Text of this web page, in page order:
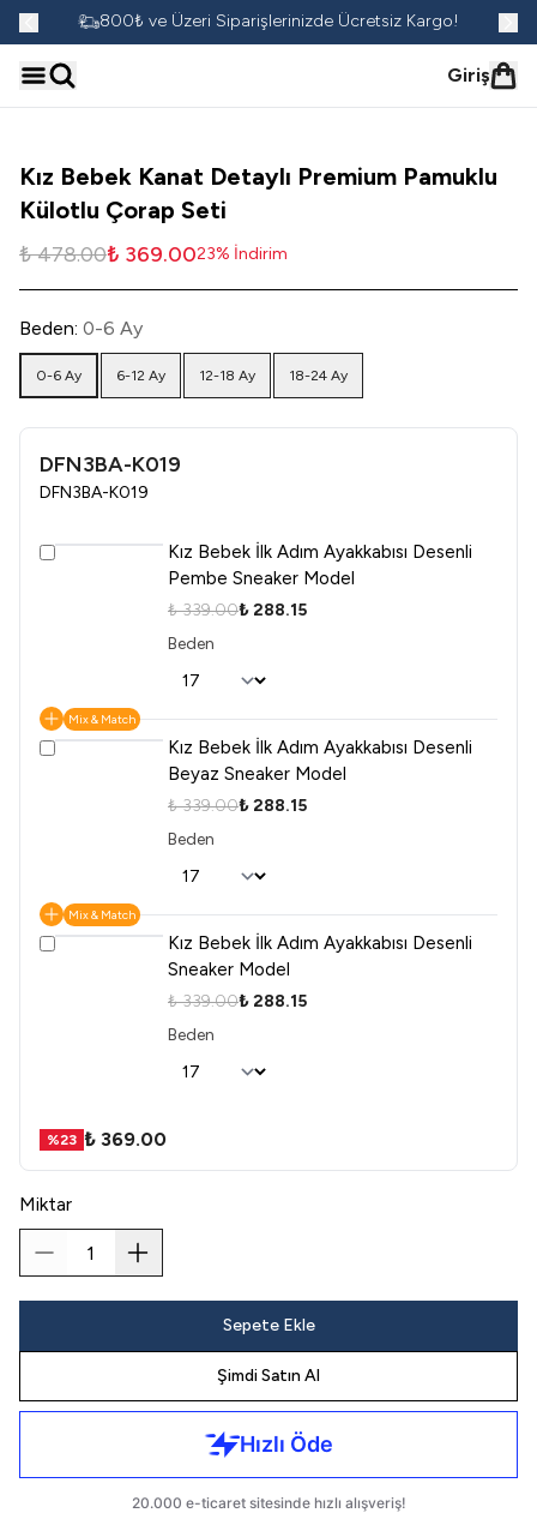
800₺ ve Üzeri Siparişlerinizde Ücretsiz Kargo!
Giriş
Kız Bebek Kanat Detaylı Premium Pamuklu
Külotlu Çorap Seti
₺ 478.00₺ 369.0023% İndirim
Beden: 0-6 Ay
0-6 Ay 6-12 Ay 12-18 Ay 18-24 Ay
DFN3BA-K019
DFN3BA-K019
Kız Bebek İlk Adım Ayakkabısı Desenli
Pembe Sneaker Model
₺ 339.00₺ 288.15
Beden
Mix & Match
Kız Bebek İlk Adım Ayakkabısı Desenli
Beyaz Sneaker Model
₺ 339.00₺ 288.15
Beden
Mix & Match
Kız Bebek İlk Adım Ayakkabısı Desenli
Sneaker Model
₺ 339.00₺ 288.15
Beden
%23 ₺ 369.00
Miktar
Sepete Ekle
Şimdi Satın Al